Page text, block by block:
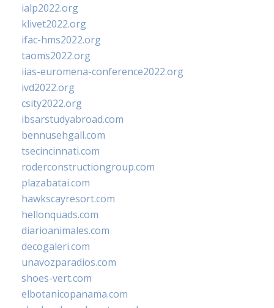
ialp2022.org
klivet2022.org
ifac-hms2022.org
taoms2022.org
iias-euromena-conference2022.org
ivd2022.org
csity2022.org
ibsarstudyabroad.com
bennusehgall.com
tsecincinnati.com
roderconstructiongroup.com
plazabatai.com
hawkscayresort.com
hellonquads.com
diarioanimales.com
decogaleri.com
unavozparadios.com
shoes-vert.com
elbotanicopanama.com